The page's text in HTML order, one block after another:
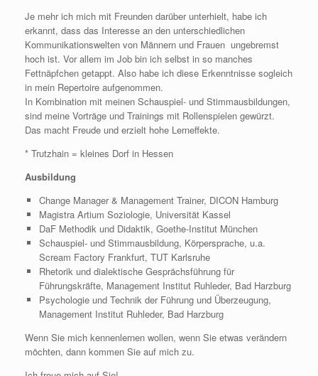
Je mehr ich mich mit Freunden darüber unterhielt, habe ich
erkannt, dass das Interesse an den unterschiedlichen
Kommunikationswelten von Männern und Frauen ungebremst
hoch ist. Vor allem im Job bin ich selbst in so manches
Fettnäpfchen getappt. Also habe ich diese Erkenntnisse sogleich
in mein Repertoire aufgenommen.
In Kombination mit meinen Schauspiel- und Stimmausbildungen,
sind meine Vorträge und Trainings mit Rollenspielen gewürzt.
Das macht Freude und erzielt hohe Lerneffekte.
* Trutzhain = kleines Dorf in Hessen
Ausbildung
Change Manager & Management Trainer, DICON Hamburg
Magistra Artium Soziologie, Universität Kassel
DaF Methodik und Didaktik, Goethe-Institut München
Schauspiel- und Stimmausbildung, Körpersprache, u.a.
Scream Factory Frankfurt, TUT Karlsruhe
Rhetorik und dialektische Gesprächsführung für
Führungskräfte, Management Institut Ruhleder, Bad Harzburg
Psychologie und Technik der Führung und Überzeugung,
Management Institut Ruhleder, Bad Harzburg
Wenn Sie mich kennenlernen wollen, wenn Sie etwas verändern
möchten, dann kommen Sie auf mich zu.